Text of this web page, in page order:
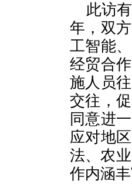
此访
年，双
工智能
经贸合
施人员
交往，
同意进
应对地
法、农
作内涵